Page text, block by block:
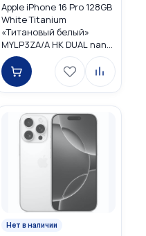
Apple iPhone 16 Pro 128GB
White Titanium
«Титановый белый»
MYLP3ZA/A HK DUAL nano
SIM
Нет в наличии